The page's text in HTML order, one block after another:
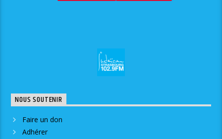
NOUS SOUTENIR
Faire un don
Adhérer